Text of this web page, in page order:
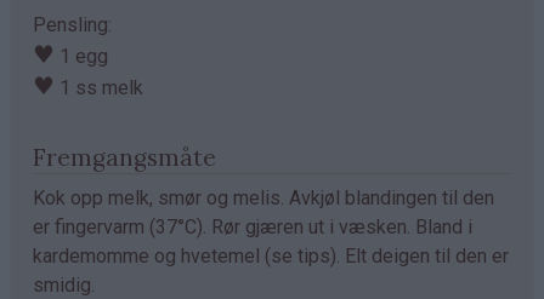
Pensling:
♥ 1 egg
♥ 1 ss melk
Fremgangsmåte
Kok opp melk, smør og melis. Avkjøl blandingen til den
er fingervarm (37°C). Rør gjæren ut i væsken. Bland i
kardemomme og hvetemel (se tips). Elt deigen til den er
smidig.